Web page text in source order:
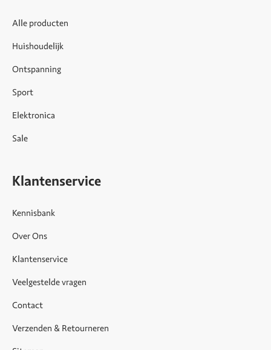
Alle producten
Huishoudelijk
Ontspanning
Sport
Elektronica
Sale
Klantenservice
Kennisbank
Over Ons
Klantenservice
Veelgestelde vragen
Contact
Verzenden & Retourneren